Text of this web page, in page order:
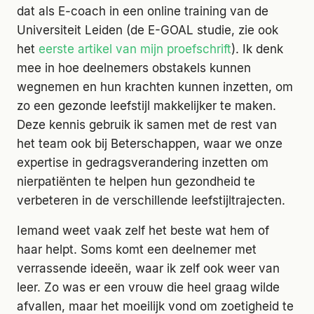
dat als E-coach in een online training van de
Universiteit Leiden (de E-GOAL studie, zie ook
het eerste artikel van mijn proefschrift). Ik denk
mee in hoe deelnemers obstakels kunnen
wegnemen en hun krachten kunnen inzetten, om
zo een gezonde leefstijl makkelijker te maken.
Deze kennis gebruik ik samen met de rest van
het team ook bij Beterschappen, waar we onze
expertise in gedragsverandering inzetten om
nierpatiënten te helpen hun gezondheid te
verbeteren in de verschillende leefstijltrajecten.
Iemand weet vaak zelf het beste wat hem of
haar helpt. Soms komt een deelnemer met
verrassende ideeën, waar ik zelf ook weer van
leer. Zo was er een vrouw die heel graag wilde
afvallen, maar het moeilijk vond om zoetigheid te